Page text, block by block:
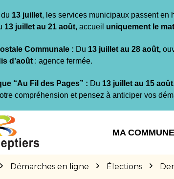
13 juillet, les services municipaux passent en
13 juillet au 21 août, accueil uniquement le
Communale : Du 13 juillet au 28 août,
d’août : agence fermée.
“Au Fil des Pages” : Du 13 juillet au 15 août
compréhension et pensez à anticiper vos
MA COMMUNE
Démarches en ligne Élections